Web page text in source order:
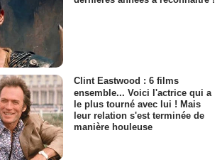
Clint Eastwood : 6 films
ensemble... Voici l'actrice qui a
le plus tourné avec lui ! Mais
leur relation s'est terminée de
manière houleuse